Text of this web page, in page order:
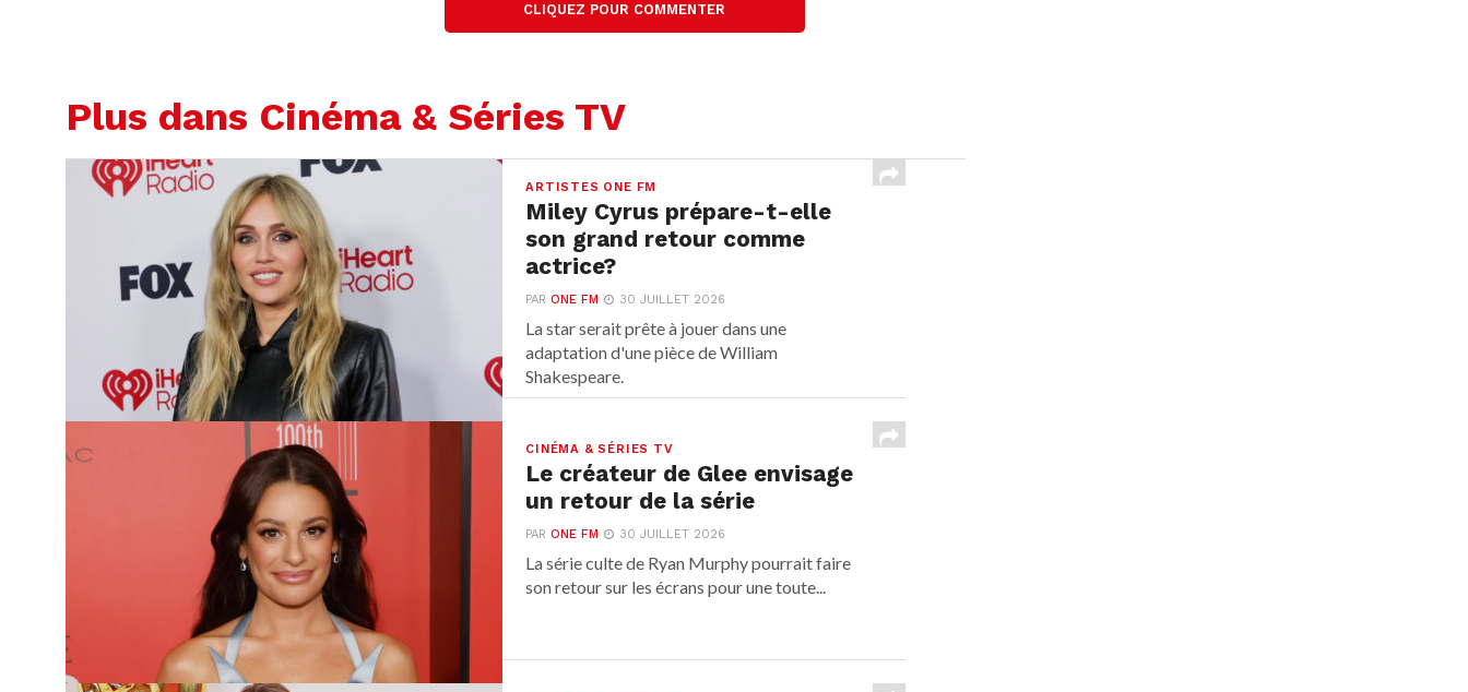
CLIQUEZ POUR COMMENTER
Plus dans Cinéma & Séries TV
ARTISTES ONE FM
Miley Cyrus prépare-t-elle
son grand retour comme
actrice?
PARONE FM 30 JUILLET 2026
La star serait prête à jouer dans une
adaptation d'une pièce de William
Shakespeare.
CINÉMA & SÉRIES TV
Le créateur de Glee envisage
un retour de la série
PARONE FM 30 JUILLET 2026
La série culte de Ryan Murphy pourrait faire
son retour sur les écrans pour une toute...